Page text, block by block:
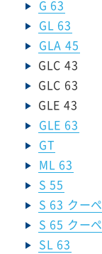
G 63
GL 63
GLA 45
GLC 43
GLC 63
GLE 43
GLE 63
GT
ML 63
S 55
S 63 クーペ
S 65 クーペ
SL 63